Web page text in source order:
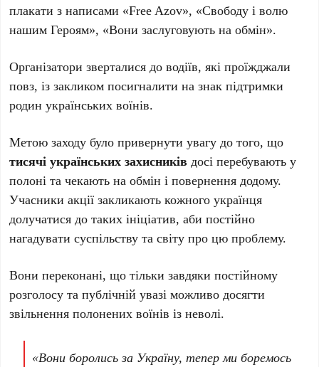
плакати з написами «Free Azov», «Свободу і волю
нашим Героям», «Вони заслуговують на обмін».
Організатори зверталися до водіїв, які проїжджали
повз, із закликом посигналити на знак підтримки
родин українських воїнів.
Метою заходу було привернути увагу до того, що
тисячі українських захисників досі перебувають у
полоні та чекають на обмін і повернення додому.
Учасники акції закликають кожного українця
долучатися до таких ініціатив, аби постійно
нагадувати суспільству та світу про цю проблему.
Вони переконані, що тільки завдяки постійному
розголосу та публічній увазі можливо досягти
звільнення полонених воїнів із неволі.
«Вони боролись за Україну, тепер ми боремось